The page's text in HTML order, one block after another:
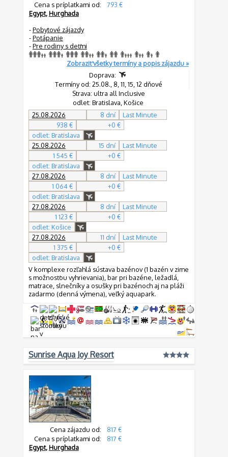
Cena s príplatkami od:
793 €
Egypt,Hurghada
-Pobytové zájazdy
-Potápanie
-Pre rodiny s deťmi
Zobraziť všetky termíny a popis zájazdu »
Doprava:
Termíny od: 25.08., 8, 11, 15, 12 dňové
Strava: ultra all Inclusive
odlet: Bratislava, Košice
25.08.2026
8 dní
Last Minute
938 €
+0 €
odlet: Bratislava
25.08.2026
15 dní
Last Minute
1 545 €
+0 €
odlet: Bratislava
27.08.2026
8 dní
Last Minute
1 064 €
+0 €
odlet: Bratislava
27.08.2026
8 dní
Last Minute
1 123 €
+0 €
odlet: Košice
27.08.2026
11 dní
Last Minute
1 375 €
+0 €
odlet: Bratislava
V komplexe rozľahlá sústava bazénov (1 bazén v zime
s možnosťou vyhrievania), bar pri bazéne, ležadlá,
matrace, slnečníky a osušky pri bazénoch aj na pláži
zadarmo (denná výmena), veľký aquapark.
Sunrise Aqua Joy Resort
Cena zájazdu od:
817 €
Cena s príplatkami od:
817 €
Egypt,Hurghada